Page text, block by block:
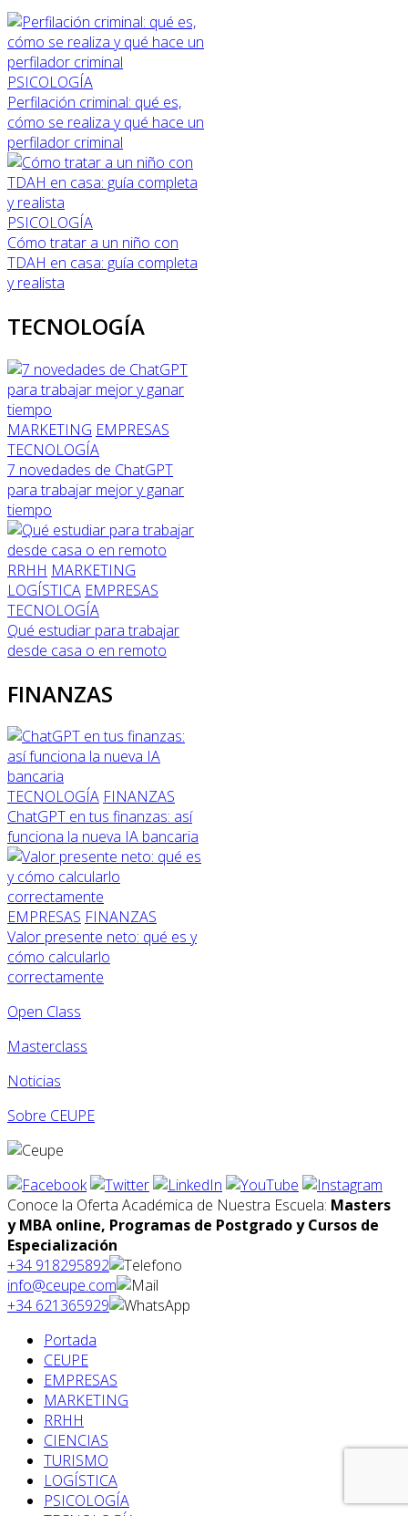
PSICOLOGÍA
Perfilación criminal: qué es,
cómo se realiza y qué hace un
perfilador criminal
PSICOLOGÍA
Cómo tratar a un niño con
TDAH en casa: guía completa
y realista
TECNOLOGÍA
MARKETING EMPRESAS
TECNOLOGÍA
7 novedades de ChatGPT
para trabajar mejor y ganar
tiempo
RRHH MARKETING
LOGÍSTICA EMPRESAS
TECNOLOGÍA
Qué estudiar para trabajar
desde casa o en remoto
FINANZAS
TECNOLOGÍA FINANZAS
ChatGPT en tus finanzas: así
funciona la nueva IA bancaria
EMPRESAS FINANZAS
Valor presente neto: qué es y
cómo calcularlo
correctamente
Open Class
Masterclass
Noticias
Sobre CEUPE
Conoce la Oferta Académica de Nuestra Escuela: Masters
y MBA online, Programas de Postgrado y Cursos de
Especialización
+34 918295892
info@ceupe.com
+34 621365929
Portada
CEUPE
EMPRESAS
MARKETING
RRHH
CIENCIAS
TURISMO
LOGÍSTICA
PSICOLOGÍA